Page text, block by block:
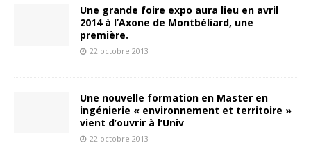
Une grande foire expo aura lieu en avril
2014 à l’Axone de Montbéliard, une
première.
22 octobre 2013
Une nouvelle formation en Master en
ingénierie « environnement et territoire »
vient d’ouvrir à l’Univ
22 octobre 2013